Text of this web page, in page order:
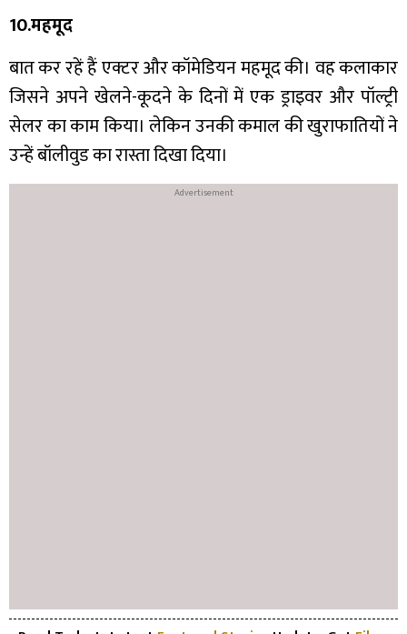
10.महमूद
बात कर रहें हैं एक्टर और कॉमेडियन महमूद की। वह कलाकार
जिसने अपने खेलने-कूदने के दिनों में एक ड्राइवर और पॉल्ट्री
सेलर का काम किया। लेकिन उनकी कमाल की खुराफातियों ने
उन्हें बॉलीवुड का रास्ता दिखा दिया।